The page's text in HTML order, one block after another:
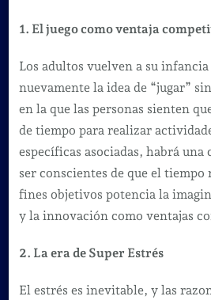
marketing
2013
#Vídeo
1. El juego como ventaja
Los adultos vuelven a su
nuevamente la idea de “jugar”
en la que las personas sienten
de tiempo para realizar
específicas asociadas, habrá
ser conscientes de que el
fines objetivos potencia la
y la innovación como ventajas
2. La era de Super Estrés
El estrés es inevitable, y las